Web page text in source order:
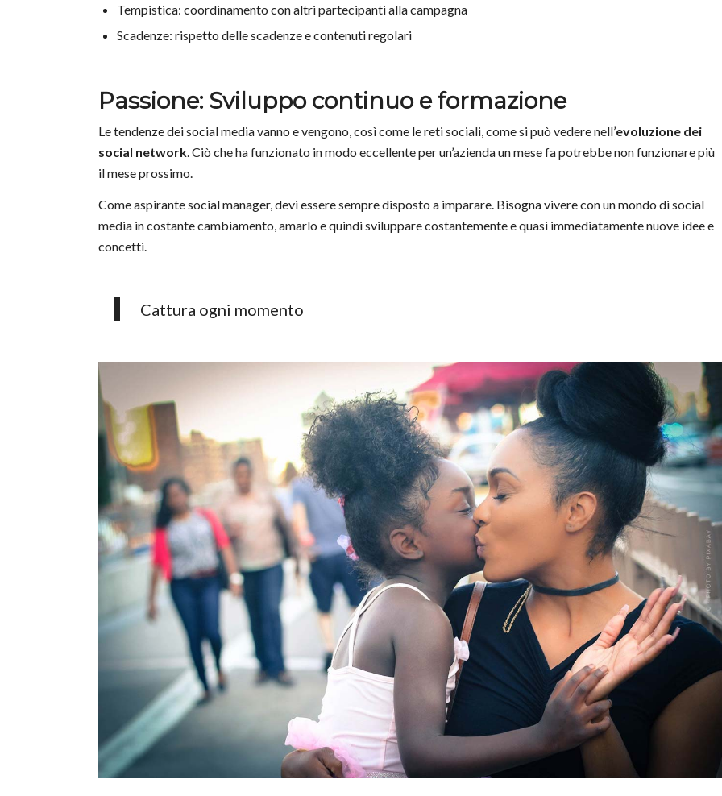
Tempistica: coordinamento con altri partecipanti alla campagna
Scadenze: rispetto delle scadenze e contenuti regolari
Passione: Sviluppo continuo e formazione
Le tendenze dei social media vanno e vengono, così come le reti sociali, come si può vedere nell’evoluzione dei
social network . Ciò che ha funzionato in modo eccellente per un’azienda un mese fa potrebbe non funzionare più
il mese prossimo.
Come aspirante social manager, devi essere sempre disposto a imparare. Bisogna vivere con un mondo di social
media in costante cambiamento, amarlo e quindi sviluppare costantemente e quasi immediatamente nuove idee e
concetti.
Cattura ogni momento